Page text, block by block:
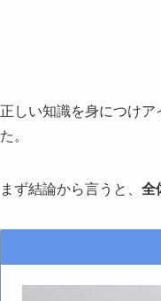
正しい知識を身につけ
た。
まず結論から言うと、 全